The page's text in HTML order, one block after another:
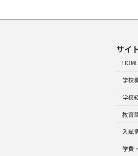
サイ
HOME
学校
学校
教育
入試
学費